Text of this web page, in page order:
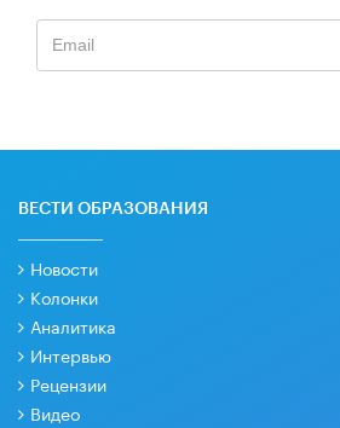
ВЕСТИ ОБРАЗОВАНИЯ
Новости
Колонки
Аналитика
Интервью
Рецензии
Видео